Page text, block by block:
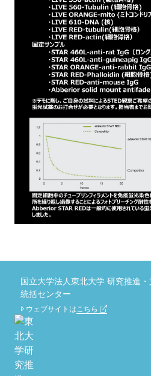
国立大学法人東北大学 研究推進
統括センター
ウェブサイトはこちら